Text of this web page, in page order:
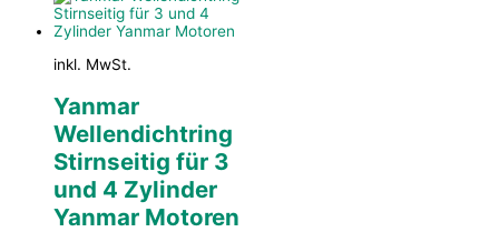
inkl. MwSt.
Yanmar
Wellendichtring
Stirnseitig für 3
und 4 Zylinder
Yanmar Motoren